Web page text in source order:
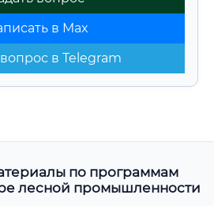
в Max
в Telegram
по программам
лесной промышленности